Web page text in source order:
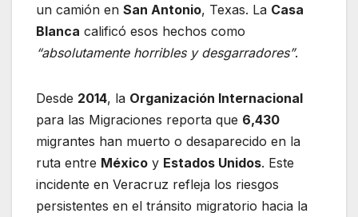
un camión en San Antonio, Texas. La Casa
Blanca calificó esos hechos como
“absolutamente horribles y desgarradores”.
Desde 2014, la Organización Internacional
para las Migraciones reporta que 6,430
migrantes han muerto o desaparecido en la
ruta entre México y Estados Unidos. Este
incidente en Veracruz refleja los riesgos
persistentes en el tránsito migratorio hacia la